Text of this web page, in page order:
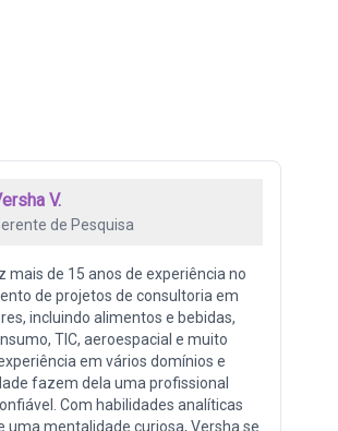
V.
de Pesquisa
mais de 15 anos de experiência no
de projetos de consultoria em
incluindo alimentos e bebidas,
TIC, aeroespacial e muito
em vários domínios e
fazem dela uma profissional
Com habilidades analíticas
uma mentalidade curiosa, Versha se